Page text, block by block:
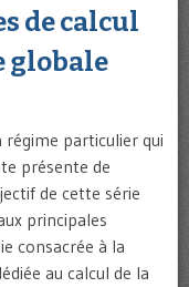
de calcul
globale
régime particulier qui
présente de
de cette série
principales
consacrée à la
au calcul de la